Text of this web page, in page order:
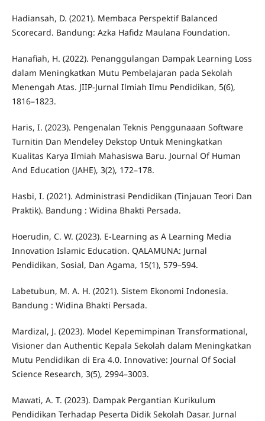
Hadiansah, D. (2021). Membaca Perspektif Balanced
Scorecard. Bandung: Azka Hafidz Maulana Foundation.
Hanafiah, H. (2022). Penanggulangan Dampak Learning Loss
dalam Meningkatkan Mutu Pembelajaran pada Sekolah
Menengah Atas. JIIP-Jurnal Ilmiah Ilmu Pendidikan, 5(6),
1816–1823.
Haris, I. (2023). Pengenalan Teknis Penggunaaan Software
Turnitin Dan Mendeley Dekstop Untuk Meningkatkan
Kualitas Karya Ilmiah Mahasiswa Baru. Journal Of Human
And Education (JAHE), 3(2), 172–178.
Hasbi, I. (2021). Administrasi Pendidikan (Tinjauan Teori Dan
Praktik). Bandung : Widina Bhakti Persada.
Hoerudin, C. W. (2023). E-Learning as A Learning Media
Innovation Islamic Education. QALAMUNA: Jurnal
Pendidikan, Sosial, Dan Agama, 15(1), 579–594.
Labetubun, M. A. H. (2021). Sistem Ekonomi Indonesia.
Bandung : Widina Bhakti Persada.
Mardizal, J. (2023). Model Kepemimpinan Transformational,
Visioner dan Authentic Kepala Sekolah dalam Meningkatkan
Mutu Pendidikan di Era 4.0. Innovative: Journal Of Social
Science Research, 3(5), 2994–3003.
Mawati, A. T. (2023). Dampak Pergantian Kurikulum
Pendidikan Terhadap Peserta Didik Sekolah Dasar. Jurnal